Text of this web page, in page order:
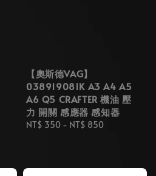
【奧斯德VAG】
038919081K A3 A4 A5
A6 Q5 CRAFTER 機油 壓
力 開關 感應器 感知器
Regular
NT$ 350 - NT$ 850